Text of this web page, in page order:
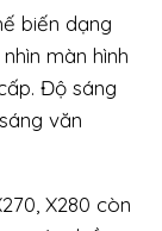
biến dạng
màn hình
Độ sáng
văn
X280 còn